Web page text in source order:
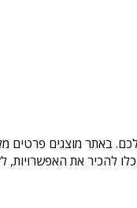
באתר מוצגים פרטים
להכיר את